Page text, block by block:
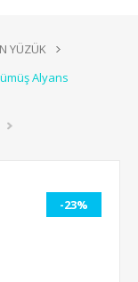
YÜZÜK
Alyans
-23%